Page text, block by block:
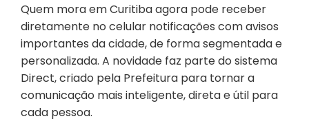
Quem mora em Curitiba agora pode receber
diretamente no celular notificações com avisos
importantes da cidade, de forma segmentada e
personalizada. A novidade faz parte do sistema
Direct, criado pela Prefeitura para tornar a
comunicação mais inteligente, direta e útil para
cada pessoa.